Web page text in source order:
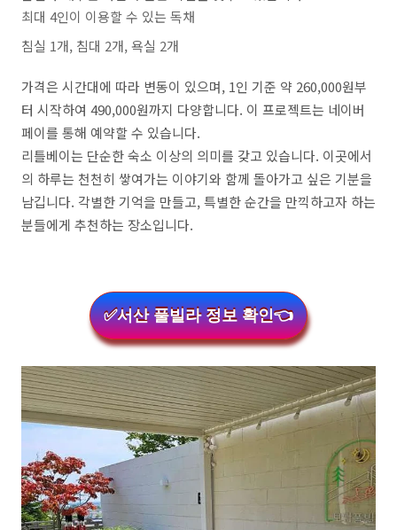
최대 4인이 이용할 수 있는 독채
침실 1개, 침대 2개, 욕실 2개
가격은 시간대에 따라 변동이 있으며, 1인 기준 약 260,000원부
터 시작하여 490,000원까지 다양합니다. 이 프로젝트는 네이버
페이를 통해 예약할 수 있습니다.
리틀베이는 단순한 숙소 이상의 의미를 갖고 있습니다. 이곳에서
의 하루는 천천히 쌓여가는 이야기와 함께 돌아가고 싶은 기분을
남깁니다. 각별한 기억을 만들고, 특별한 순간을 만끽하고자 하는
분들에게 추천하는 장소입니다.
✅서산 풀빌라 정보 확인👈